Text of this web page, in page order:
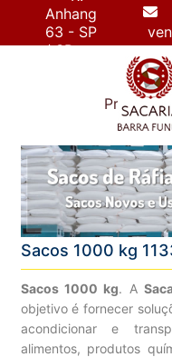
Anhanguera,
63 - SP
/ SP
Produtos
Sacos 1000 kg
Sacos 1000 kg. A
objetivo é fornecer
acondicionar e
alimentos, produtos